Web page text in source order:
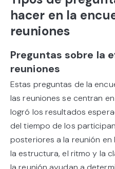
hacer en la
reuniones
Preguntas sobre la
reuniones
Estas preguntas de la
las reuniones se centran
logró los resultados
del tiempo de los
posteriores a la reunión
la estructura, el ritmo y la